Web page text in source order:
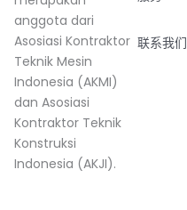
anggota dari
Asosiasi Kontraktor
Teknik Mesin
Indonesia (AKMI)
dan Asosiasi
Kontraktor Teknik
Konstruksi
Indonesia (AKJI).
联系我们